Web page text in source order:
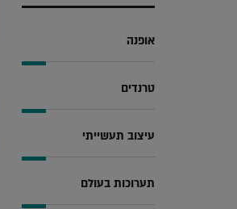
אופנה
טרנדים
עיצוב תעשייתי
תערוכות בעולם